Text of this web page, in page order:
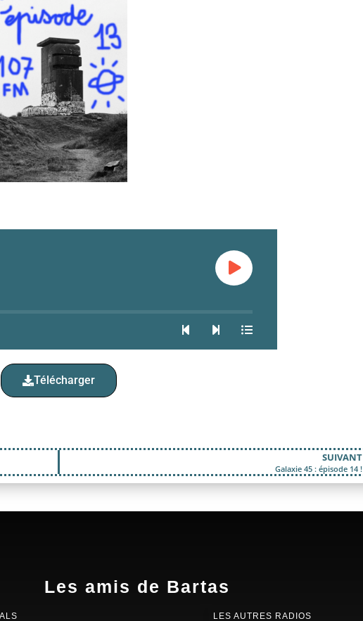
Télécharger
SUIVANT
Galaxie 45 : épisode 14 !
Les amis de Bartas
LES AUTRES RADIOS